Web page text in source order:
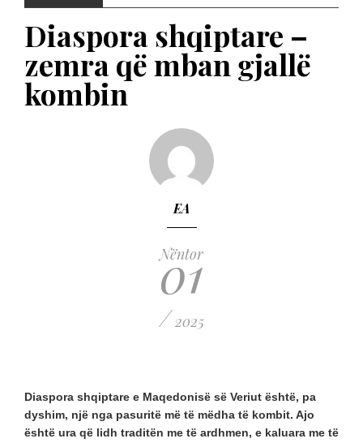
Diaspora shqiptare –
zemra që mban gjallë
kombin
EA
Nëntor
01
/ 2025
Diaspora shqiptare e Maqedonisë së Veriut është, pa
dyshim, një nga pasuritë më të mëdha të kombit. Ajo
është ura që lidh traditën me të ardhmen, e kaluara me të